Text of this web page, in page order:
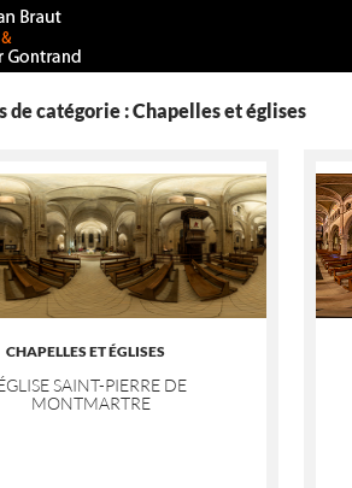
de catégorie : Chapelles et églises
CHAPELLES ET ÉGLISES
SAINT-PIERRE DE
MONTMARTRE